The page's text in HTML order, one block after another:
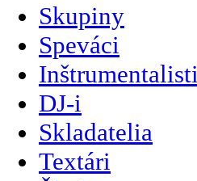
Skupiny
Speváci
Inštrumentalisti
DJ-i
Skladatelia
Textári